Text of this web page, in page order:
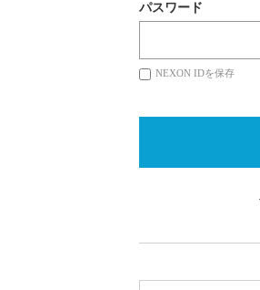
パスワード
NEXON IDを保存